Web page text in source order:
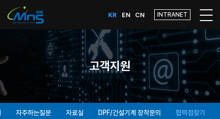
KR EN CN INTRANET
고객지원
자주하는질문 자료실 DPF/건설기계 장착문의 협력점찾기